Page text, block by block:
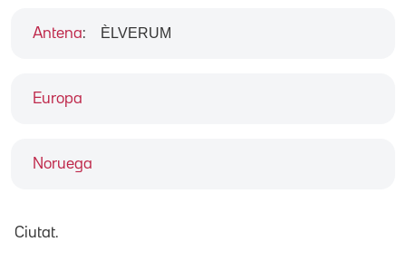
Europa
Noruega
Antena: ÈLVERUM
Ciutat.